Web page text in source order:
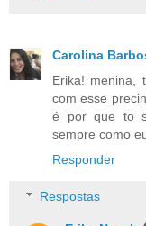
Carolina
Erika! menina,
com esse
é por que to
sempre como
Responder
Respostas